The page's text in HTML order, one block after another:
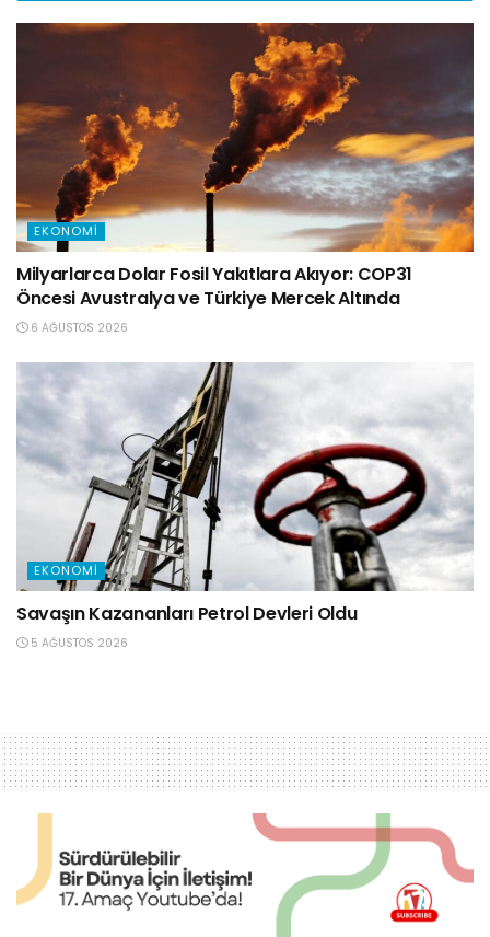
EKONOMI
Milyarlarca Dolar Fosil Yakıtlara Akıyor: COP31
Öncesi Avustralya ve Türkiye Mercek Altında
6 AĞUSTOS 2026
EKONOMI
Savaşın Kazananları Petrol Devleri Oldu
5 AĞUSTOS 2026